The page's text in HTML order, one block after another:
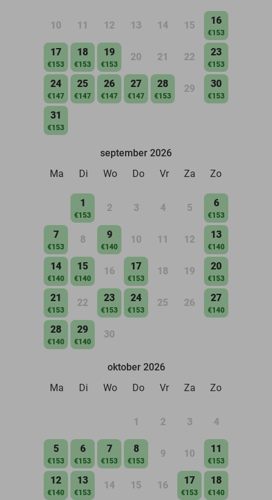
10 11 12 13 14 15 16
€153
17
€153
18
€153
19
€153
20 21 22 23
€153
24
€147
25
€147
26
€147
27
€147
28
€153
29 30
€153
31
€153
september 2026
Ma
Di Wo Do Vr Za Zo
1
€153
2 3 4 5 6
€153
7
€153
8 9
€140
10 11 12 13
€140
14
€140
15
€140
16 17
€153
18 19 20
€153
21
€153
22 23
€153
24
€153
25 26 27
€140
28
€140
29
€140
30
oktober 2026
Ma
Di Wo Do Vr Za Zo
1 2 3 4
5
€153
6
€153
7
€153
8
€153
9 10 11
€153
12
€140
13
€153
14 15 16 17
€153
18
€140